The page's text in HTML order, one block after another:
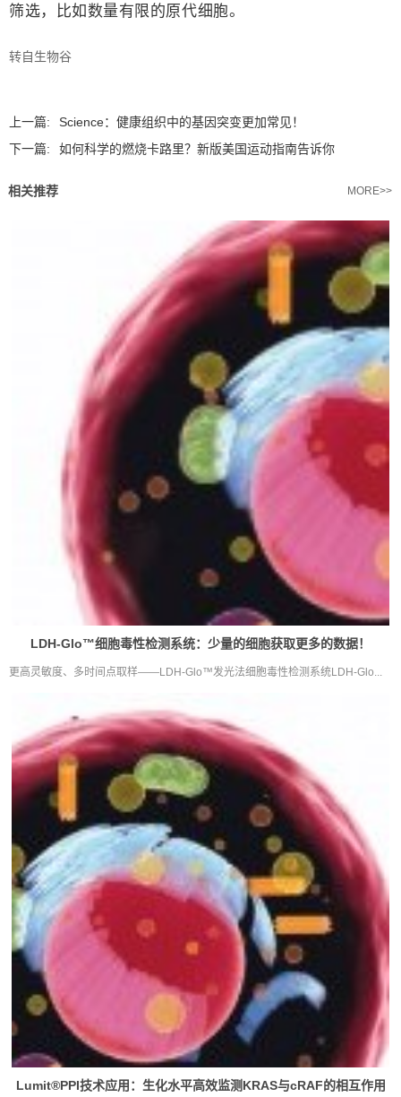
筛选，比如数量有限的原代细胞。
转自生物谷
上一篇:
Science：健康组织中的基因突变更加常见！
下一篇:
如何科学的燃烧卡路里？新版美国运动指南告诉你
相关推荐 MORE>>
LDH-Glo™细胞毒性检测系统：少量的细胞获取更多的数据！
更高灵敏度、多时间点取样——LDH-Glo™发光法细胞毒性检测系统LDH-Glo...
Lumit®PPI技术应用：生化水平高效监测KRAS与cRAF的相互作用